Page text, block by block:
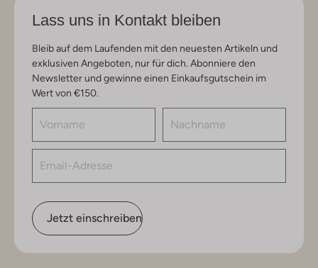
Lass uns in Kontakt bleiben
Bleib auf dem Laufenden mit den neuesten Artikeln und
exklusiven Angeboten, nur für dich. Abonniere den
Newsletter und gewinne einen Einkaufsgutschein im
Wert von €150.
Jetzt einschreiben